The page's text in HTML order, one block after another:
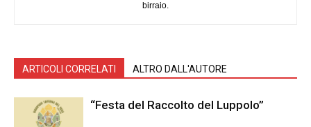
birraio.
ARTICOLI CORRELATI ALTRO DALL'AUTORE
“Festa del Raccolto del Luppolo”